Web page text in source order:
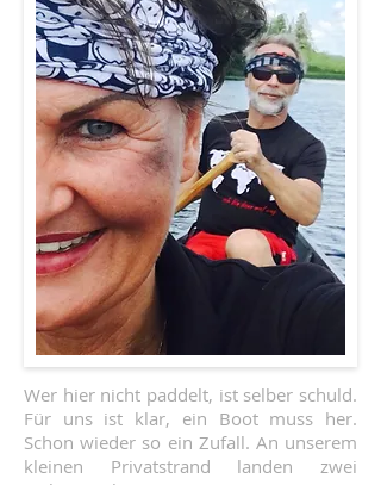
Wer hier nicht paddelt, ist selber schuld.
Für uns ist klar, ein Boot muss her.
Schon wieder so ein Zufall. An unserem
kleinen Privatstrand landen zwei